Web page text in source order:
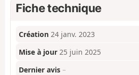
Fiche technique
Création 24 janv. 2023
Mise à jour 25 juin 2025
Dernier avis –